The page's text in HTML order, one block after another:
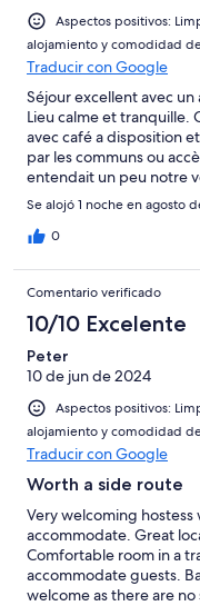
Aspectos positivos:
alojamiento y comodidad
Traducir con Google
Séjour excellent avec
Lieu calme et tranquille.
avec café a disposition
par les communs ou
entendait un peu notre
gîte.
Se alojó 1 noche en agosto
0
Comentario verificado
10/10 Excelente
Peter
10 de jun de 2024
Aspectos positivos:
alojamiento y comodidad
Traducir con Google
Worth a side route
Very welcoming
accommodate. Great
Comfortable room in a
accommodate guests.
welcome as there are